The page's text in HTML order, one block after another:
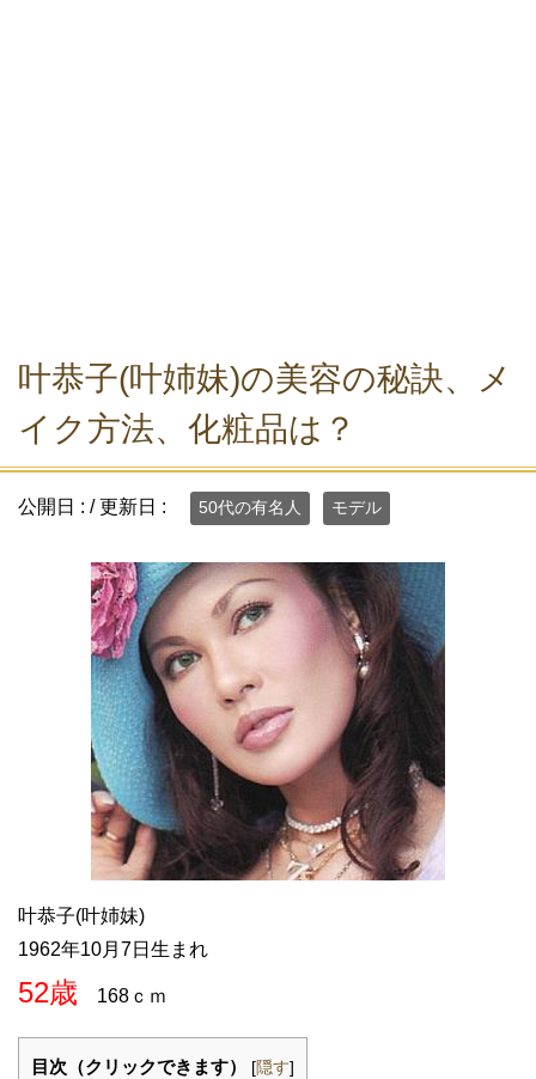
叶恭子(叶姉妹)の美容の秘訣、メ
イク方法、化粧品は？
公開日 : / 更新日 : 50代の有名人 モデル
叶恭子(叶姉妹)
1962年10月7日生まれ
52歳 168ｃｍ
目次（クリックできます） [隠す]